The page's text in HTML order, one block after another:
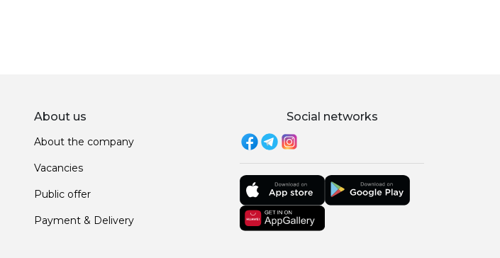
About us
About the company
Vacancies
Public offer
Payment & Delivery
Social networks